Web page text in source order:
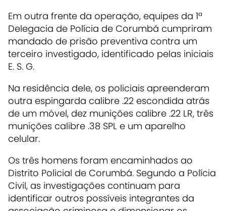
Em outra frente da operação, equipes da 1ª
Delegacia de Polícia de Corumbá cumpriram
mandado de prisão preventiva contra um
terceiro investigado, identificado pelas iniciais
E. S. G.
Na residência dele, os policiais apreenderam
outra espingarda calibre .22 escondida atrás
de um móvel, dez munições calibre .22 LR, três
munições calibre .38 SPL e um aparelho
celular.
Os três homens foram encaminhados ao
Distrito Policial de Corumbá. Segundo a Polícia
Civil, as investigações continuam para
identificar outros possíveis integrantes da